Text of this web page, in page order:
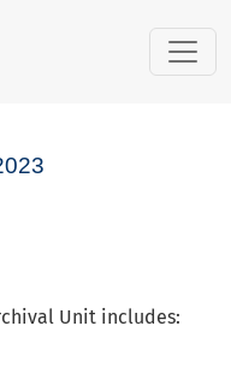
Unit includes: